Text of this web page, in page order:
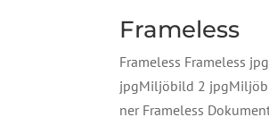
Frameless
Frameless Frameless
jpgMiljöbild 2
ner Frameless